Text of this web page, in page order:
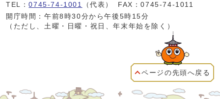
TEL：0745-74-1001 （代表）
FAX：0745-74-1011
開庁時間：午前8時30分から午後5時15分
（ただし、土曜・日曜・祝日、年末年始を除く）
ページの先頭へ戻る